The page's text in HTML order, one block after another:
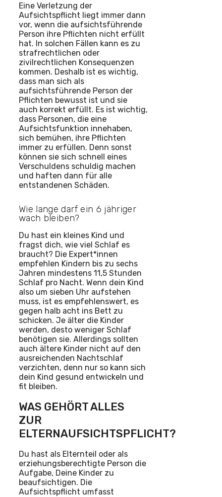
Eine Verletzung der
Aufsichtspflicht liegt immer dann
vor, wenn die aufsichtsführende
Person ihre Pflichten nicht erfüllt
hat. In solchen Fällen kann es zu
strafrechtlichen oder
zivilrechtlichen Konsequenzen
kommen. Deshalb ist es wichtig,
dass man sich als
aufsichtsführende Person der
Pflichten bewusst ist und sie
auch korrekt erfüllt. Es ist wichtig,
dass Personen, die eine
Aufsichtsfunktion innehaben,
sich bemühen, ihre Pflichten
immer zu erfüllen. Denn sonst
können sie sich schnell eines
Verschuldens schuldig machen
und haften dann für alle
entstandenen Schäden.
Wie lange darf ein 6 jähriger
wach bleiben?
Du hast ein kleines Kind und
fragst dich, wie viel Schlaf es
braucht? Die Expert*innen
empfehlen Kindern bis zu sechs
Jahren mindestens 11,5 Stunden
Schlaf pro Nacht. Wenn dein Kind
also um sieben Uhr aufstehen
muss, ist es empfehlenswert, es
gegen halb acht ins Bett zu
schicken. Je älter die Kinder
werden, desto weniger Schlaf
benötigen sie. Allerdings sollten
auch ältere Kinder nicht auf den
ausreichenden Nachtschlaf
verzichten, denn nur so kann sich
dein Kind gesund entwickeln und
fit bleiben.
WAS GEHÖRT ALLES
ZUR
ELTERNAUFSICHTSPFLICHT?
Du hast als Elternteil oder als
erziehungsberechtigte Person die
Aufgabe, Deine Kinder zu
beaufsichtigen. Die
Aufsichtspflicht umfasst